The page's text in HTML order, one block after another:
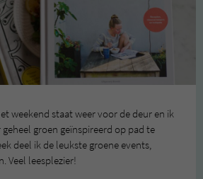
weekend staat weer voor de deur en ik
groen geïnspireerd op pad te
deel ik de leukste groene events,
Veel leesplezier!